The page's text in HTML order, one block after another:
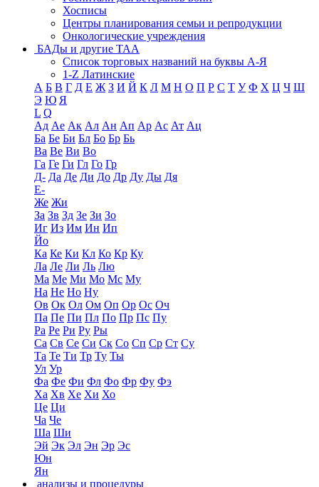
Хосписы
Центры планирования семьи и репродукции
Онкологические учреждения
БАДы и другие ТАА
Список торговых названий на буквы А-Я
1-Z Латинские
А Б В Г Д Е Ж З И Й К Л М Н О П Р С Т У Ф Х Ц Ч Ш
Э Ю Я
L Q
Ад Ае Ак Ал Ан Ап Ар Ас Ат Ац
Ба Бе Би Бл Бо Бр Бь
Ва Ве Ви Во
Га Ге Ги Гл Го Гр
Д- Да Де Ди До Др Ду Ды Дя
Е-
Же Жи
За Зв Зд Зе Зи Зо
Иг Из Им Ин Ип
Йо
Ка Ке Ки Кл Ко Кр Ку
Ла Ле Ли Ль Лю
Ма Ме Ми Мо Мс Му
На Не Но Ну
Ов Ок Ол Ом Оп Ор Ос Оч
Па Пе Пи Пл По Пр Пс Пу
Ра Ре Ри Ру Ры
Са Св Се Си Ск Со Сп Ср Ст Су
Та Те Ти Тр Ту Ты
Ул Ур
Фа Фе Фи Фл Фо Фр Фу Фэ
Ха Хв Хе Хи Хо
Це Ци
Ча Че
Ша Ши
Эй Эк Эл Эн Эр Эс
Юн
Ян
анализы и процедуры